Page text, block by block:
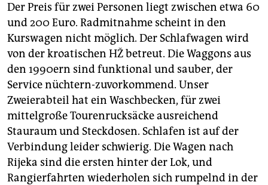
Der Preis für zwei Personen liegt zwischen etwa 60
und 200 Euro. Radmitnahme scheint in den
Kurswagen nicht möglich. Der Schlafwagen wird
von der kroatischen HŽ betreut. Die Waggons aus
den 1990ern sind funktional und sauber, der
Service nüchtern-zuvorkommend. Unser
Zweierabteil hat ein Waschbecken, für zwei
mittelgroße Tourenrucksäcke ausreichend
Stauraum und Steckdosen. Schlafen ist auf der
Verbindung leider schwierig. Die Wagen nach
Rijeka sind die ersten hinter der Lok, und
Rangierfahrten wiederholen sich rumpelnd in der